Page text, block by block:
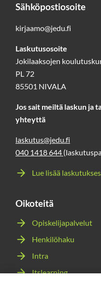
Sähköpostiosoite
kirjaamo@jedu.fi
Laskutusosoite
Jokilaaksojen
PL 72
85501 NIVALA
Jos sait meiltä laskun ja
yhteyttä
laskutus@jedu.fi
040 1418 644
Lue lisää
Oikoteitä
Opiskelijapalvelut
Henkilöhaku
Intra
Itslearning